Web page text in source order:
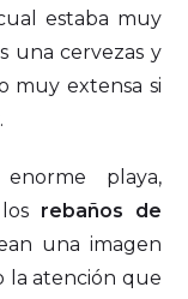
estaba muy
una cervezas y
muy extensa si
playa,
rebaños de
una imagen
la atención que